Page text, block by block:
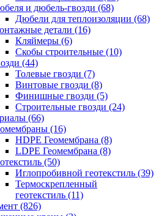
и дюбель-гвозди (68)
Дюбели для теплоизоляции (68)
детали (16)
Кляймеры (6)
Скобы строительные (10)
(44)
Толевые гвозди (7)
Винтовые гвозди (8)
Финишные гвозди (5)
Строительные гвозди (24)
(66)
(16)
HDPE Геомембрана (8)
LDPE Геомембрана (8)
(50)
Иглопробивной геотекстиль (39)
Термоскрепленный
геотекстиль (11)
(826)